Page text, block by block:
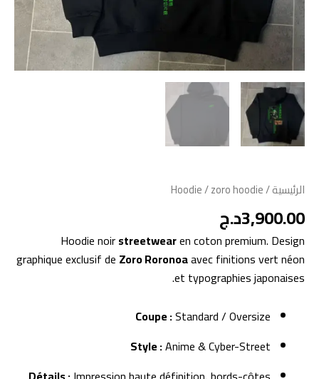
الرئيسية/
Hoodie/ zoro hoodie
3,900.00د.ج
Hoodie noirstreetwearen coton premium. Design
graphique exclusif de Zoro Roronoaavec finitions vert néon
et typographies japonaises.
Coupe :Standard / Oversize
Style :Anime & Cyber-Street